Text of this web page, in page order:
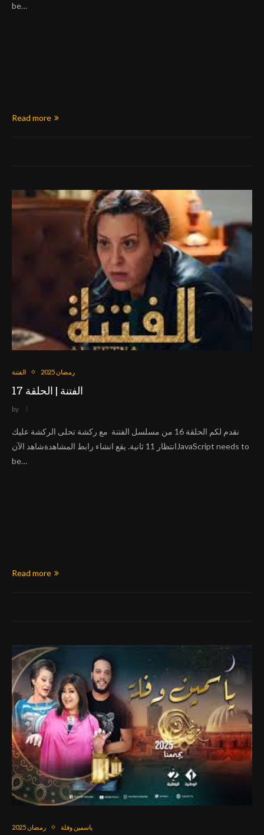
be…
Read more
الفتنة رمضان 2025
الفتنة | الحلقة 17
by
نقدم لكم الحلقة 16 من مسلسل الفتنة مع ركشة تحلى الركشة عليك
انتظار 11 ثانية. يقع انشاء رابط المشاهدةشاهد الآنJavaScript needs to
be…
Read more
رمضان 2025 ياسمين وفلة